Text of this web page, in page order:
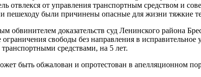
отвлекся от управления транспортным средством и
пешеходу были причинены опасные для жизни тяжкие
обвинителем доказательств суд Ленинского района
свободы без направления в
средствами, на 5 лет.
быть обжалован и опротестован в апелляционном